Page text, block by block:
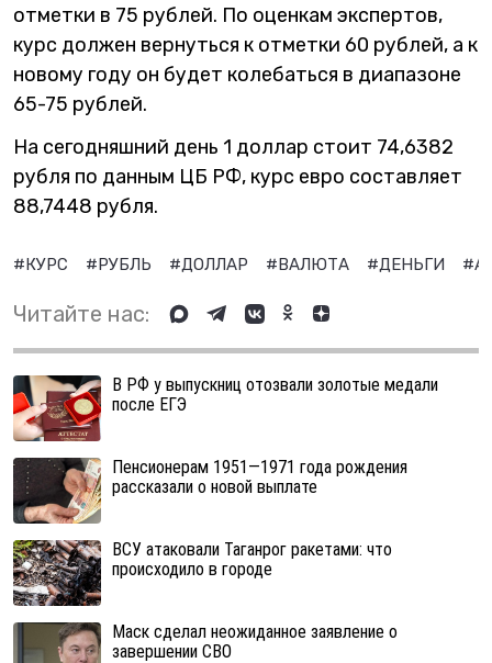
отметки в 75 рублей. По оценкам экспертов,
курс должен вернуться к отметки 60 рублей, а к
новому году он будет колебаться в диапазоне
65-75 рублей.
На сегодняшний день 1 доллар стоит 74,6382
рубля по данным ЦБ РФ, курс евро составляет
88,7448 рубля.
#КУРС #РУБЛЬ #ДОЛЛАР #ВАЛЮТА #ДЕНЬГИ
Читайте нас:
В РФ у выпускниц отозвали золотые медали
после ЕГЭ
Пенсионерам 1951—1971 года рождения
рассказали о новой выплате
ВСУ атаковали Таганрог ракетами: что
происходило в городе
Маск сделал неожиданное заявление о
завершении СВО